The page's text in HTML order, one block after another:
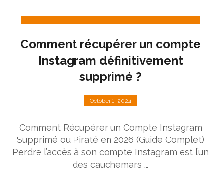
Comment récupérer un compte
Instagram définitivement
supprimé ?
October 1, 2024
Comment Récupérer un Compte Instagram
Supprimé ou Piraté en 2026 (Guide Complet)
Perdre l’accès à son compte Instagram est l’un
des cauchemars ...